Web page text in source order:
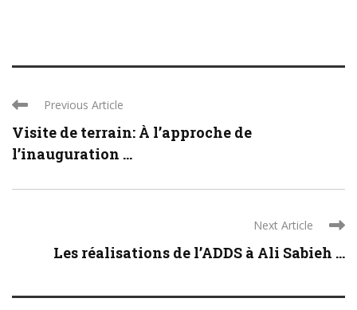
Previous Article
Visite de terrain: À l’approche de
l’inauguration ...
Next Article
Les réalisations de l’ADDS à Ali Sabieh ...